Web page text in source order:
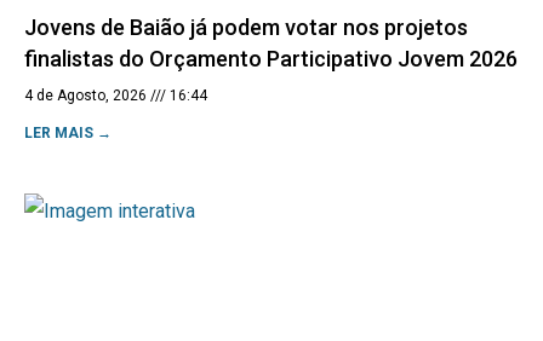
Jovens de Baião já podem votar nos projetos
finalistas do Orçamento Participativo Jovem 2026
4 de Agosto, 2026 16:44
LER MAIS →